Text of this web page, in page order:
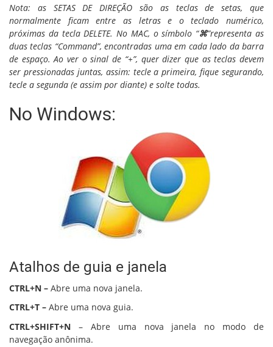
Nota: as SETAS DE DIREÇÃO são as teclas de setas, que
normalmente ficam entre as letras e o teclado numérico,
próximas da tecla DELETE. No MAC, o símbolo “⌘”representa as
duas teclas “Command”, encontradas uma em cada lado da barra
de espaço. Ao ver o sinal de “+”, quer dizer que as teclas devem
ser pressionadas juntas, assim: tecle a primeira, fique segurando,
tecle a segunda (e assim por diante) e solte todas.
No Windows:
Atalhos de guia e janela
CTRL+N – Abre uma nova janela.
CTRL+T – Abre uma nova guia.
CTRL+SHIFT+N – Abre uma nova janela no modo de
navegação anônima.